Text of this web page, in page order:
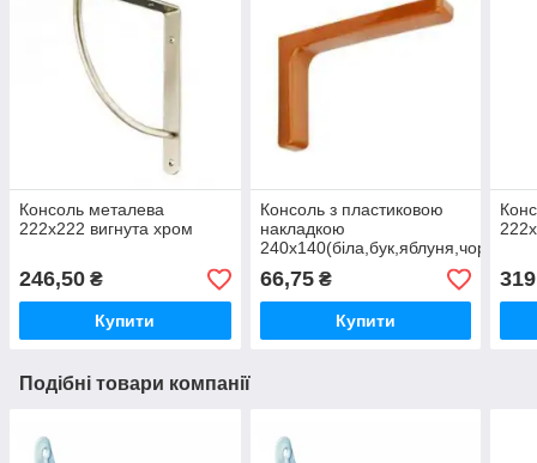
Консоль металева
222х222 вигнута хром
246,50 ₴
Купити
Консоль з пластиковою
накладкою
240х140(біла,бук,яблуня,чорна)
66,75₴
Купити
319
Подібні товари компанії